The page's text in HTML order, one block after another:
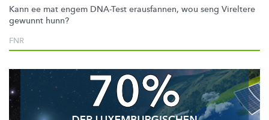
Kann ee mat engem DNA-Test erausfannen, wou seng Vireltere
gewunnt hunn?
FNR